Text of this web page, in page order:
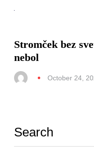
Stromček bez
nebol
October 24,
Search